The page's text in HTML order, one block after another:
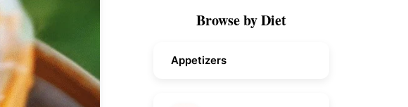
Browse by Diet
Appetizers